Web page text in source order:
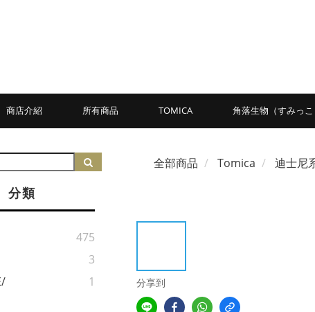
商店介紹 所有商品 TOMICA 角落生物（すみっこ
分類
475
3
1
全部商品 Tomica 迪士尼
分享到